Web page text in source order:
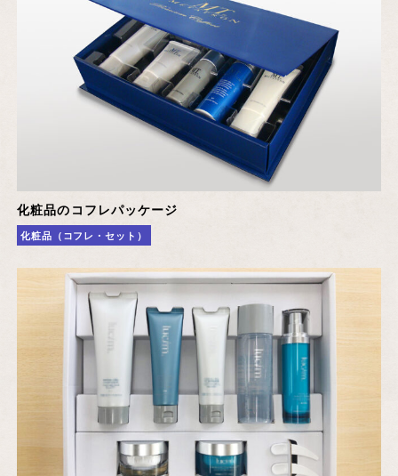
化粧品のコフレパッケージ
化粧品（コフレ・セット）